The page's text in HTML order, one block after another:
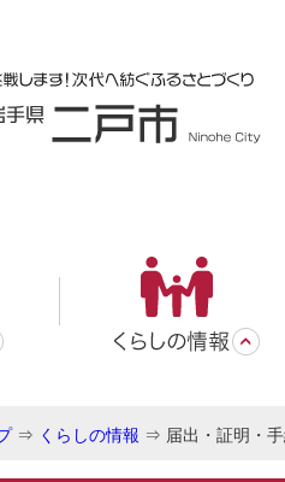
⇒ くらしの情報 ⇒ 届出・証明・手